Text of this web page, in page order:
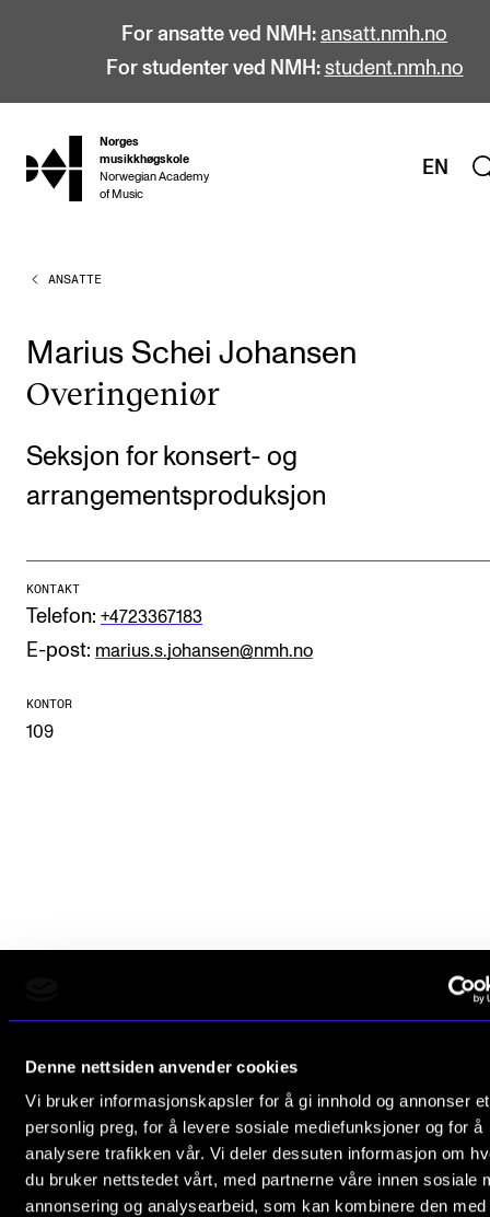
Denne nettsiden anvender cookies
Vi bruker informasjonskapsler for å gi innhold og annonser et
personlig preg, for å levere sosiale mediefunksjoner og for å
analysere trafikken vår. Vi deler dessuten informasjon om
du bruker nettstedet vårt, med partnerne våre innen sosiale
annonsering og analysearbeid, som kan kombinere den med
For ansatte ved NMH: ansatt.nmh.no
For studenter ved NMH: student.nmh.no
hjem
Norges
musikkhøgskole
Norwegian Academy
of Music
EN
STUDIER
Bachelor
Master
Doktorgrad
Årsstudium og videreutdanning
Talentutvikling
STUDENTLIV
CERM
Prosjekter
Publikasjoner
INTERNASJONALT
ANSATTE
Marius Schei Johansen
Over­in­ge­ni­ør
Seksjon for konsert- og
arrangementsproduksjon
KONTAKT
Telefon: +4723367183
E-post: marius.s.johansen@nmh.no
KONTOR
109
Slemdalsveien 11
0369 Oslo, Norway
+47 23 36 70 00
post@nmh.no